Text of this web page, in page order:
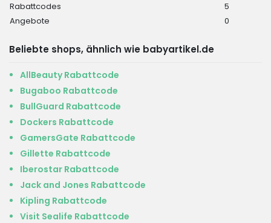
Rabattcodes
5
Angebote
0
Beliebte shops, ähnlich wie babyartikel.de
AllBeauty Rabattcode
Bugaboo Rabattcode
BullGuard Rabattcode
Dockers Rabattcode
GamersGate Rabattcode
Gillette Rabattcode
Iberostar Rabattcode
Jack and Jones Rabattcode
Kipling Rabattcode
Visit Sealife Rabattcode